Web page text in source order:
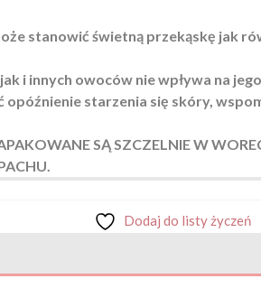
stanowić świetną przekąskę jak
i innych owoców nie wpływa na
starzenia się skóry,
SĄ SZCZELNIE W
Dodaj do listy życzeń